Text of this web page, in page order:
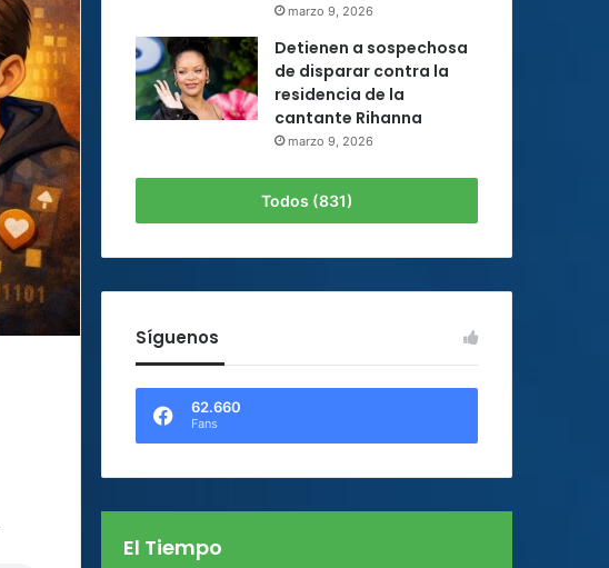
marzo 9, 2026
Detienen a sospechosa
de disparar contra la
residencia de la
cantante Rihanna
marzo 9, 2026
Todos (831)
Síguenos
62.660
Fans
El Tiempo